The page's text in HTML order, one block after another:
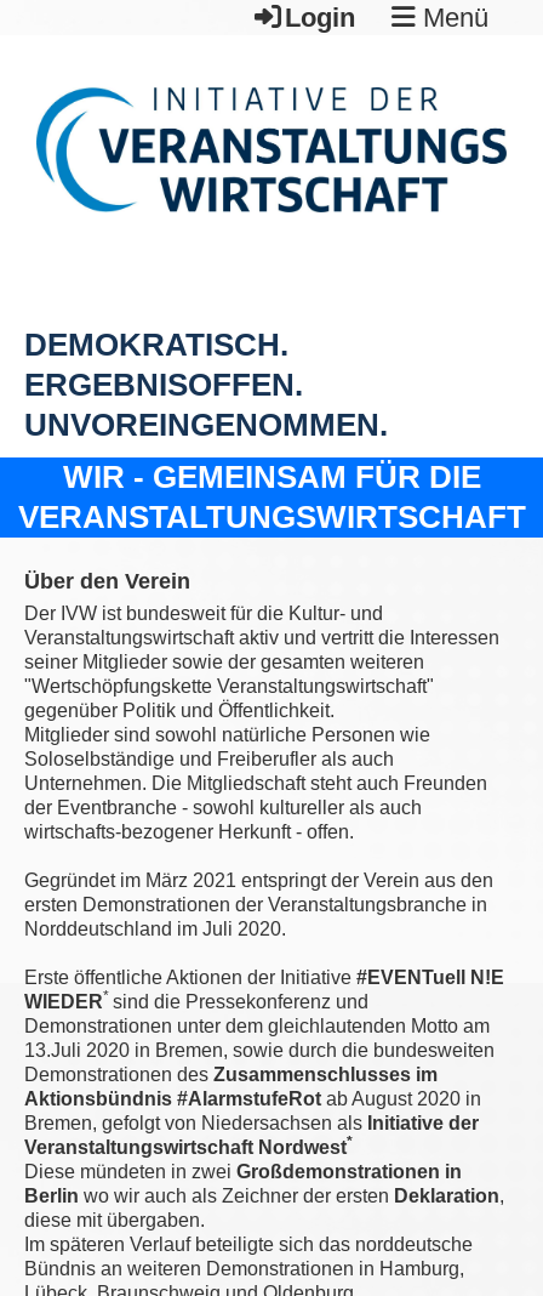
Login Menü
DEMOKRATISCH.
ERGEBNISOFFEN.
UNVOREINGENOMMEN.
WIR - GEMEINSAM FÜR DIE
VERANSTALTUNGSWIRTSCHAFT
Über den Verein
Der IVW ist bundesweit für die Kultur- und
Veranstaltungswirtschaft aktiv und vertritt die Interessen
seiner Mitglieder sowie der gesamten weiteren
"Wertschöpfungskette Veranstaltungswirtschaft"
gegenüber Politik und Öffentlichkeit.
Mitglieder sind sowohl natürliche Personen wie
Soloselbständige und Freiberufler als auch
Unternehmen. Die Mitgliedschaft steht auch Freunden
der Eventbranche - sowohl kultureller als auch
wirtschafts-bezogener Herkunft - offen.
Gegründet im März 2021 entspringt der Verein aus den
ersten Demonstrationen der Veranstaltungsbranche in
Norddeutschland im Juli 2020.
Erste öffentliche Aktionen der Initiative #EVENTuell N!E
WIEDER* sind die Pressekonferenz und
Demonstrationen unter dem gleichlautenden Motto am
13.Juli 2020 in Bremen, sowie durch die bundesweiten
Demonstrationen des Zusammenschlusses im
Aktionsbündnis #AlarmstufeRot ab August 2020 in
Bremen, gefolgt von Niedersachsen als Initiative der
Veranstaltungswirtschaft Nordwest*
Diese mündeten in zwei Großdemonstrationen in
Berlin wo wir auch als Zeichner der ersten Deklaration,
diese mit übergaben.
Im späteren Verlauf beteiligte sich das norddeutsche
Bündnis an weiteren Demonstrationen in Hamburg,